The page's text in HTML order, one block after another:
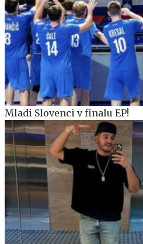
Mladi Slovenci v finalu EP!